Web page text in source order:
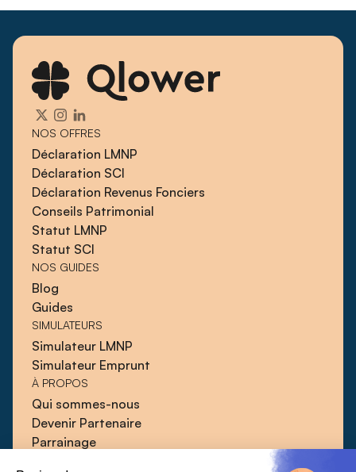
NOS OFFRES
Déclaration LMNP
Déclaration SCI
Déclaration Revenus Fonciers
Conseils Patrimonial
Statut LMNP
Statut SCI
NOS GUIDES
Blog
Guides
SIMULATEURS
Simulateur LMNP
Simulateur Emprunt
À PROPOS
Qui sommes-nous
Devenir Partenaire
Parrainage